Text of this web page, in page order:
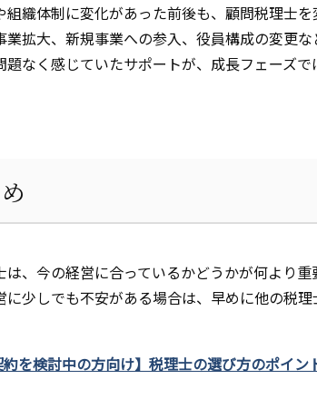
組織体制に変化があった前後も、顧問税理士を
業拡大、新規事業への参入、役員構成の変更
題なく感じていたサポートが、成長フェーズで
は、今の経営に合っているかどうかが何より重
に少しでも不安がある場合は、早めに他の税
を検討中の方向け】税理士の選び方のポイン